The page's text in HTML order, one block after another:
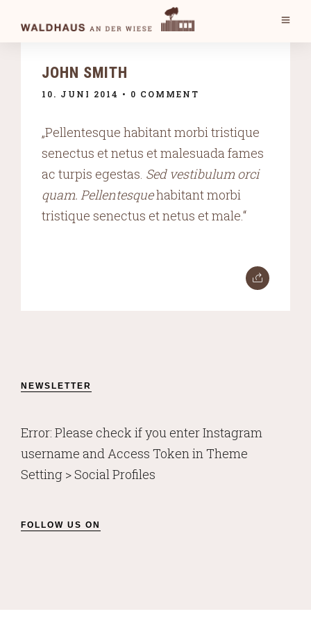
JOHN SMITH
10. JUNI 2014 • 0 COMMENT
„Pellentesque habitant morbi tristique
senectus et netus et malesuada fames
ac turpis egestas. Sed vestibulum orci
quam. Pellentesquehabitant morbi
tristique senectus et netus et male.“
NEWSLETTER
Error: Please check if you enter Instagram
username and Access Token in Theme
Setting > Social Profiles
FOLLOW US ON